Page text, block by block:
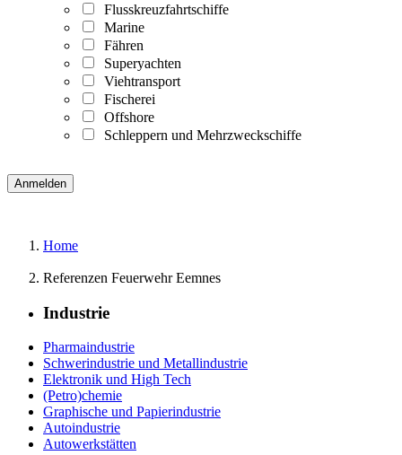
Flusskreuzfahrtschiffe
Marine
Fähren
Superyachten
Viehtransport
Fischerei
Offshore
Schleppern und Mehrzweckschiffe
Home
Referenzen Feuerwehr Eemnes
Industrie
Pharmaindustrie
Schwerindustrie und Metallindustrie
Elektronik und High Tech
(Petro)chemie
Graphische und Papierindustrie
Autoindustrie
Autowerkstätten